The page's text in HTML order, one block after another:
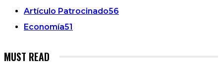
Artículo Patrocinado56
Economía51
MUST READ